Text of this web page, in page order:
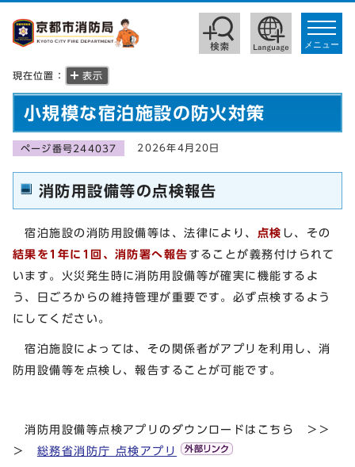
toggle
メニュー
現在位置： 表示
小規模な宿泊施設の防火対策
ページ番号244037 2026年4月20日
消防用設備等の点検報告
宿泊施設の消防用設備等は、法律により、 点検 し、その
結果を1年に1回、消防署へ報告 することが義務付けられて
います。火災発生時に消防用設備等が確実に機能するよ
う、日ごろからの維持管理が重要です。必ず点検するよう
にしてください。
宿泊施設によっては、その関係者がアプリを利用し、消
防用設備等を点検し、報告することが可能です。
消防用設備等点検アプリのダウンロードはこちら ＞＞
＞ 総務省消防庁 点検アプリ